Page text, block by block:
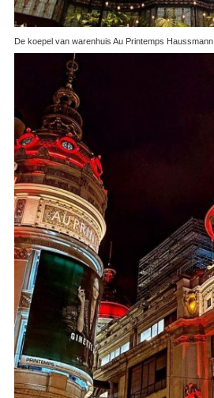
De koepel van warenhuis Au Printemps Haussmann.